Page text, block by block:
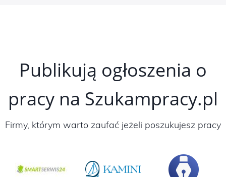
Publikują ogłoszenia o
pracy na Szukampracy.pl
Firmy, którym warto zaufać jeżeli poszukujesz pracy